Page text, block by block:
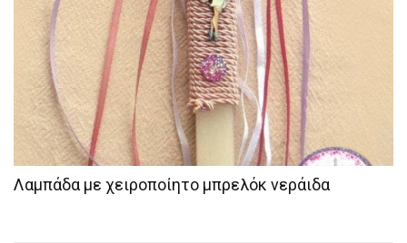
Λαμπάδα με χειροποίητο μπρελόκ νεράιδα